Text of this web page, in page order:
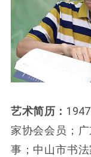
艺术简历：
家协会会员；
事；中山市书